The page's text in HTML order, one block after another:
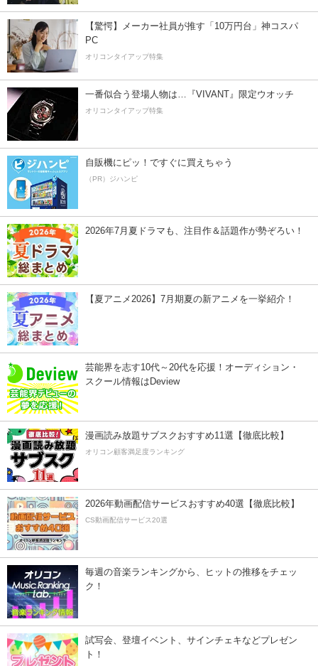
【驚愕】メーカー社員が推す「10万円台」神コスパ
PC
オリコンタイアップ特集
一番似合う登場人物は…『VIVANT』限定ウオッチ
オリコンタイアップ特集
自販機にピッ！ですぐに買えちゃう
（PR）ジハンピ
2026年7月夏ドラマも、注目作＆話題作が勢ぞろい！
【夏アニメ2026】7月期夏の新アニメを一挙紹介！
芸能界を志す10代～20代を応援！オーディション・
スクール情報はDeview
漫画読み放題サブスクおすすめ11選【徹底比較】
オリコン顧客満足度ランキング
2026年動画配信サービスおすすめ40選【徹底比較】
CS動画配信サービス20選
毎週の音楽ランキングから、ヒットの推移をチェッ
ク！
試写会、登壇イベント、サインチェキなどプレゼン
ト！